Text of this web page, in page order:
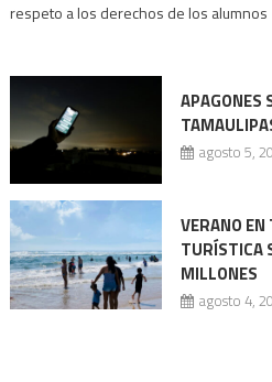
respeto a los derechos de los alumnos
APAGONES
agosto 5,
VERANO
TURÍSTICA
MILLONES
agosto 4,